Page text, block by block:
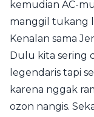
kemudian AC-
manggil tukang
Kenalan sama
Dulu kita sering
legendaris tapi
karena nggak
ozon nangis.